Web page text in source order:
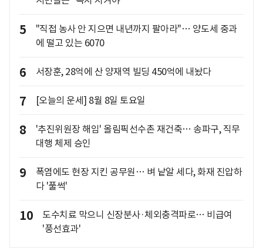
5
"직접 농사 안 지으면 내년까지 팔아라"… 양도세 중과
에 떨고 있는 6070
6 서장훈, 28억에 산 양재역 빌딩 450억에 내놨다
7 [오늘의 운세] 8월 8일 토요일
8
'추진위원장 해임' 올림픽선수촌 재건축… 송파구, 직무
대행 체제 승인
9
폭염에도 현장 지킨 공무원… 벼 낱알 세다, 화재 진압하
다 '풀썩'
10
도수치료 막으니 신장분사·체외충격파로… 비급여
'풍선효과'